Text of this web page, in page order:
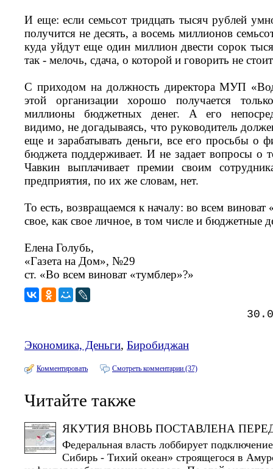
И еще: если семьсот тридцать тысяч рублей
получится не десять, а восемь миллионов
куда уйдут еще один миллион двести сорок
так - мелочь, сдача, о которой и говорить не
С приходом на должность директора МУП
этой организации хорошо получается
миллионы бюджетных денег. А его
видимо, не догадываясь, что руководитель
еще и зарабатывать деньги, все его просьбы о
бюджета поддерживает. И не задает вопросы о
Чавкин выплачивает премии своим
предприятия, по их же словам, нет.
То есть, возвращаемся к началу: во всем
свое, как свое личное, в том числе и бюджетные
Елена Голубь,
«Газета на Дом», №29
ст. «Во всем виноват «тумблер»?»
Экономика, Деньги, Биробиджан
Комментировать Смотреть комментарии (37)
Читайте также
ЯКУТИЯ ВНОВЬ ПОСТАВЛЕНА
Федеральная власть лоббирует
Сибирь - Тихий океан» строящегося в